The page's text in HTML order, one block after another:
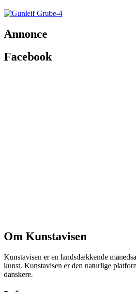
Annonce
Facebook
Om Kunstavisen
Kunstavisen er en landsdækkende
kunst. Kunstavisen er den naturlige
danskere.